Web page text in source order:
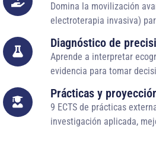
Domina la movilización
electroterapia invasiva)
Diagnóstico de
Aprende a interpretar
evidencia para tomar
Prácticas y
9 ECTS de prácticas
investigación aplicada,